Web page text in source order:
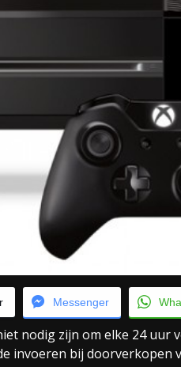
Messenger
nodig zijn om elke 24 uur
invoeren bij doorverkopen